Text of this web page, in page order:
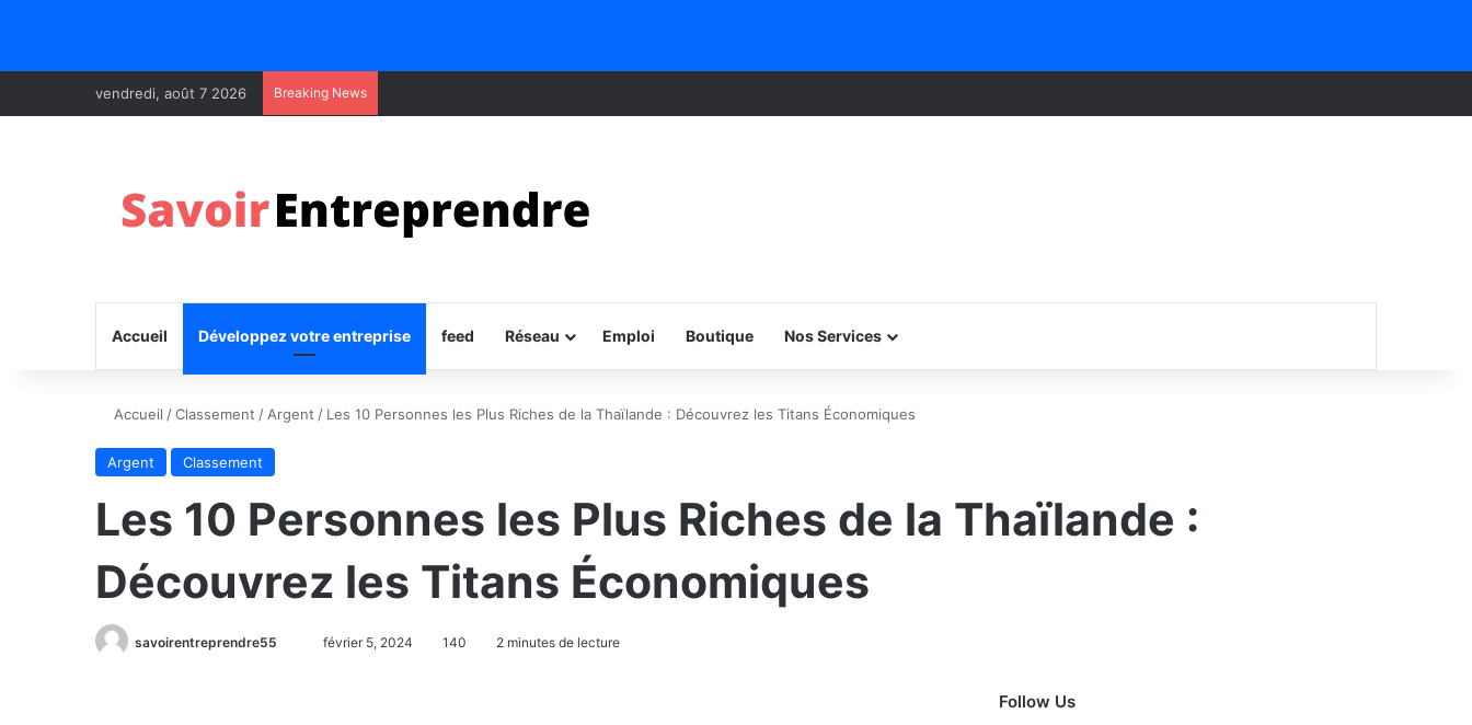
vendredi, août 7 2026 Breaking News
Accueil Développez votre entreprise feed Réseau Emploi Boutique Nos Services
Accueil /Classement / Argent / Les 10 Personnes les Plus Riches de la Thaïlande : Découvrez les Titans Économiques
Argent Classement
Les 10 Personnes les Plus Riches de la Thaïlande :
Découvrez les Titans Économiques
savoirentreprendre55 février 5, 2024 140 2 minutes de lecture
Follow Us